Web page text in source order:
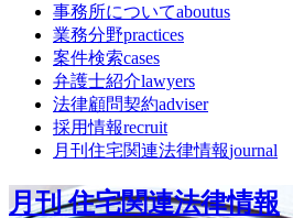
事務所についてaboutus
業務分野practices
案件検索cases
弁護士紹介lawyers
法律顧問契約adviser
採用情報recruit
月刊住宅関連法律情報journal
月刊 住宅関連法律情報